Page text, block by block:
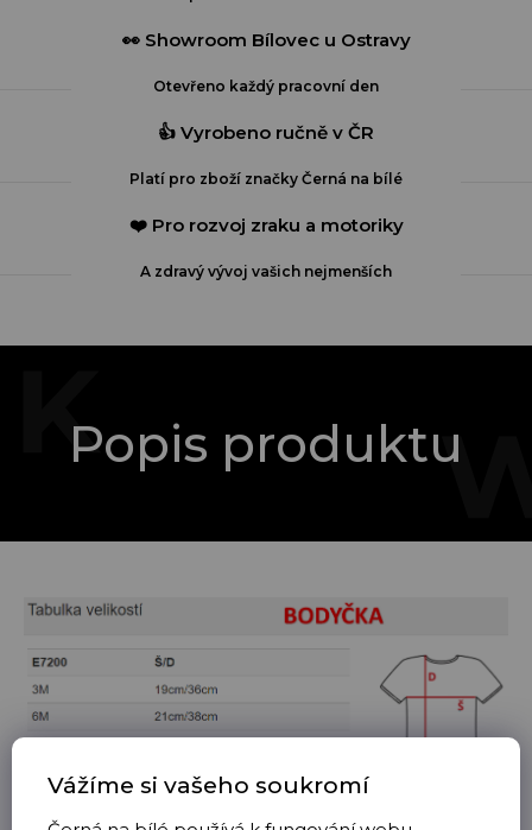
Vážíme si vašeho soukromí
👀 Showroom Bílovec u Ostravy
Otevřeno každý pracovní den
👍 Vyrobeno ručně v ČR
Platí pro zboží značky Černá na bílé
❤️ Pro rozvoj zraku a motoriky
A zdravý vývoj vašich nejmenších
Popis produktu